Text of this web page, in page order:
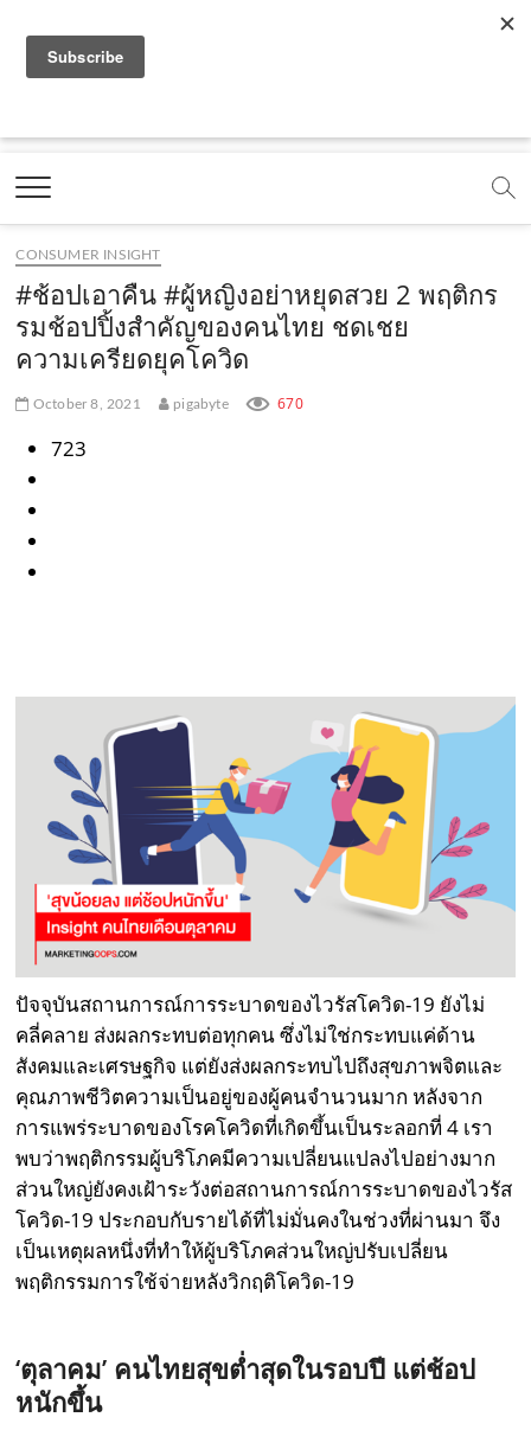
a
e
b
o
o
k
.
c
o
o
t
b
e
.
c
o
m
.
o
e
m
e
t
g
a
m
.
t
k
c
o
m
Marketing Oops!
DIGITAL | CREATIVE | ADVERTISING | CAMPAIGN |
CONSUMER INSIGHT
#ช้อปเอาคืน #ผู้หญิงอย่าหยุดสวย 2 พฤติกร
รมช้อปปิ้งสำคัญของคนไทย ชดเชย
ความเครียดยุคโควิด
October 8, 2021 pigabyte 670
723
ปัจจุบันสถานการณ์การระบาดของไวรัสโควิด-19 ยังไม่
คลี่คลาย ส่งผลกระทบต่อทุกคน ซึ่งไม่ใช่กระทบแค่ด้าน
สังคมและเศรษฐกิจ แต่ยังส่งผลกระทบไปถึงสุขภาพจิตและ
คุณภาพชีวิตความเป็นอยู่ของผู้คนจำนวนมาก หลังจาก
การแพร่ระบาดของโรคโควิดที่เกิดขึ้นเป็นระลอกที่ 4 เรา
พบว่าพฤติกรรมผู้บริโภคมีความเปลี่ยนแปลงไปอย่างมาก
ส่วนใหญ่ยังคงเฝ้าระวังต่อสถานการณ์การระบาดของไวรัส
โควิด-19 ประกอบกับรายได้ที่ไม่มั่นคงในช่วงที่ผ่านมา จึง
เป็นเหตุผลหนึ่งที่ทำให้ผู้บริโภคส่วนใหญ่ปรับเปลี่ยน
พฤติกรรมการใช้จ่ายหลังวิกฤติโควิด-19
‘ตุลาคม’ คนไทยสุขต่ำสุดในรอบปี แต่ช้อป
หนักขึ้น